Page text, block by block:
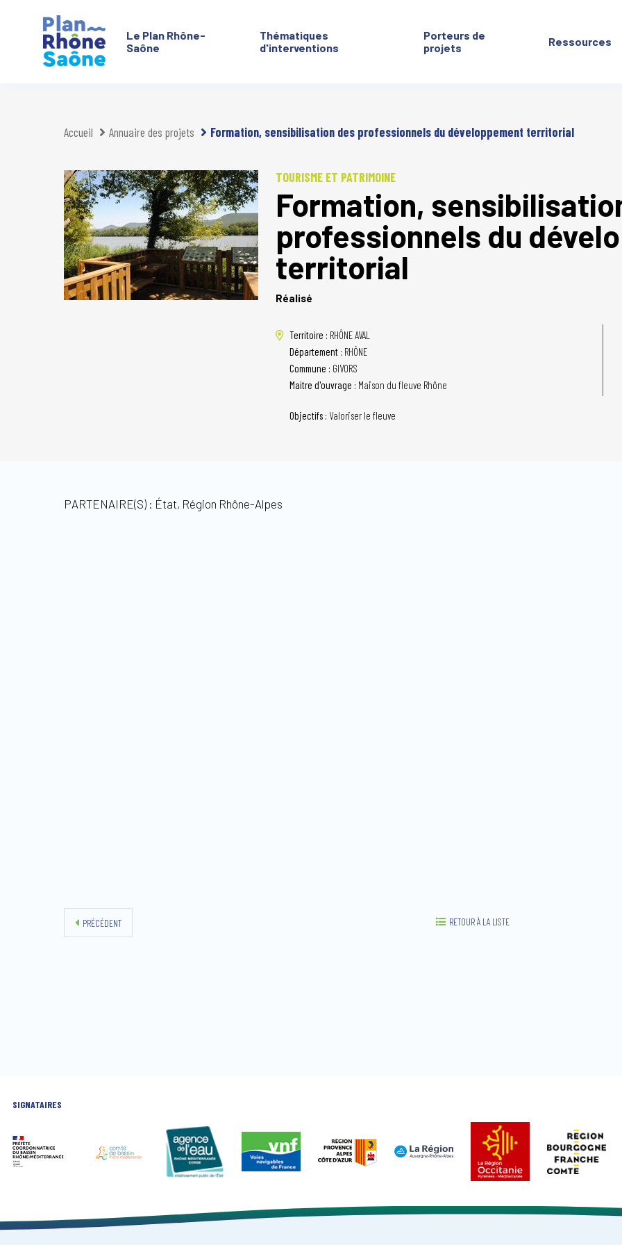
Le Plan Rhône-
Saône
Thématiques
d'interventions
Porteurs de
projets
Ressources
Accueil Annuaire des projets Formation, sensibilisation des professionnels du développement territorial
TOURISME ET PATRIMOINE
Formation,
professionnels du
territorial
Réalisé
Territoire : RHÔNE AVAL
Département : RHÔNE
Commune : GIVORS
Maitre d'ouvrage : Maison du fleuve Rhône
Objectifs : Valoriser le fleuve
PARTENAIRE(S) : État, Région Rhône-Alpes
PRÉCÉDENT RETOUR À LA LISTE
SIGNATAIRES